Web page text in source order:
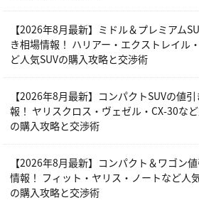
【2026年8月最新】ミドル＆プレミアム
き相場情報！ ハリアー・エクストレイル
ど人気SUVの購入攻略と交渉術
【2026年8月最新】コンパクトSUVの値
報！ ヤリスクロス・ヴェゼル・CX-30な
の購入攻略と交渉術
【2026年8月最新】コンパクト＆ワゴン
情報！ フィット・ヤリス・ノートなど人
の購入攻略と交渉術